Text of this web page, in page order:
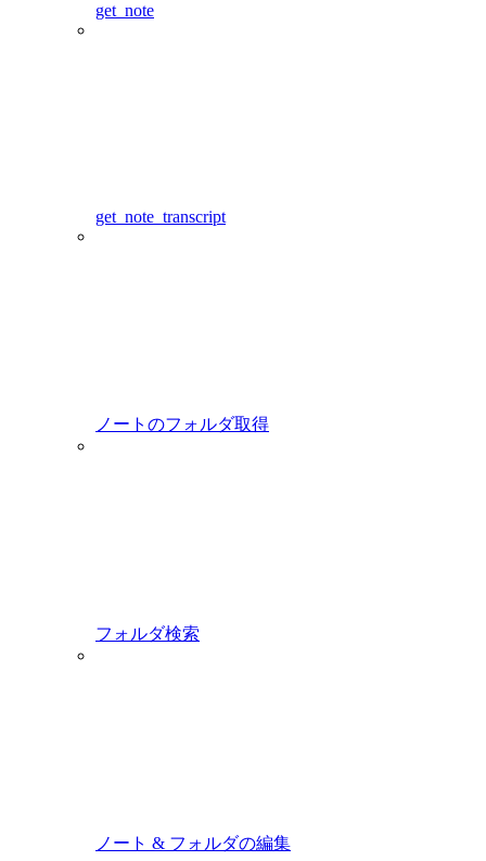
get_note
get_note_transcript
ノートのフォルダ取得
フォルダ検索
ノート & フォルダの編集